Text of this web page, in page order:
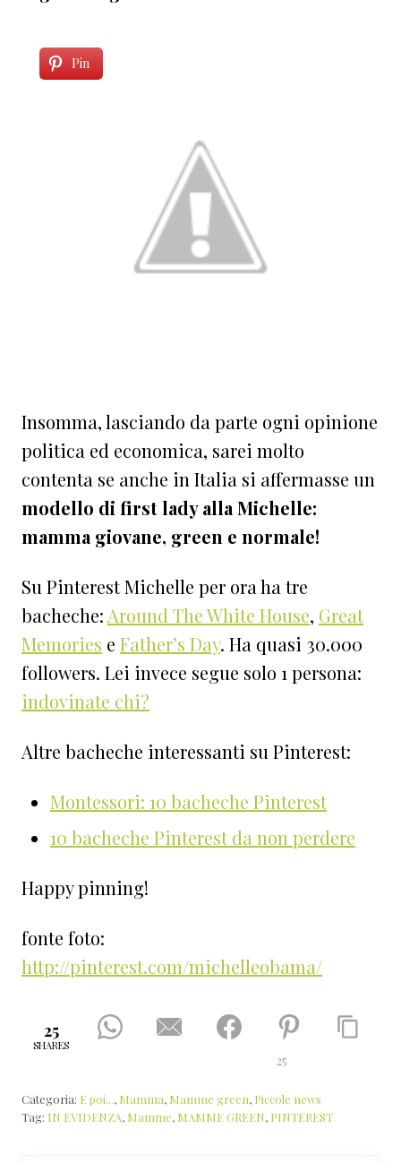
Pin
Insomma, lasciando da parte ogni opinione
politica ed economica, sarei molto
contenta se anche in Italia si affermasse un
modello di first lady alla Michelle:
mamma giovane, green e normale!
Su Pinterest Michelle per ora ha tre
bacheche: Around The White House, Great
Memories e Father’s Day. Ha quasi 30.000
followers. Lei invece segue solo 1 persona:
indovinate chi?
Altre bacheche interessanti su Pinterest:
Montessori: 10 bacheche Pinterest
10 bacheche Pinterest da non perdere
Happy pinning!
fonte foto:
http://pinterest.com/michelleobama/
25
SHARES
25
Categoria: E poi..., Mamma, Mamme green, Piccole news
Tag: IN EVIDENZA, Mamme, MAMME GREEN, PINTEREST